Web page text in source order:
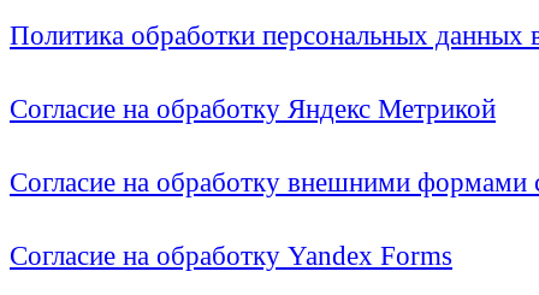
Политика обработки персональных
Согласие на обработку Яндекс Метрикой
Согласие на обработку внешними формами
Согласие на обработку Yandex Forms